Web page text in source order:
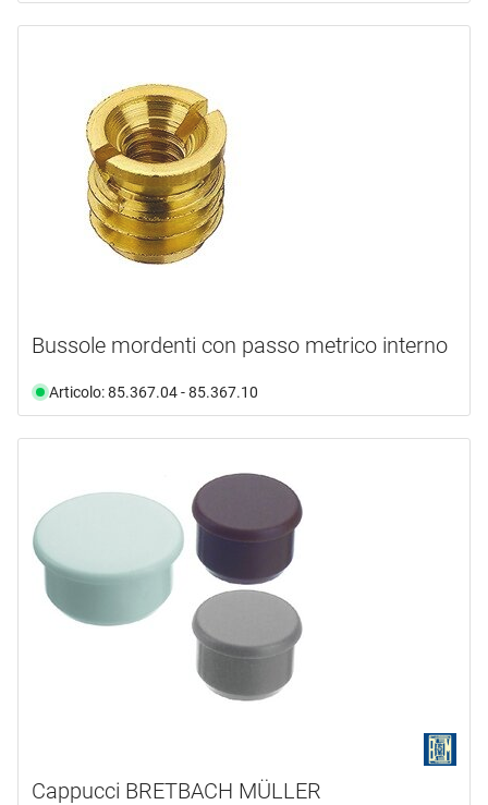
Bussole mordenti con passo metrico interno
Articolo: 85.367.04 - 85.367.10
Cappucci BRETBACH MÜLLER